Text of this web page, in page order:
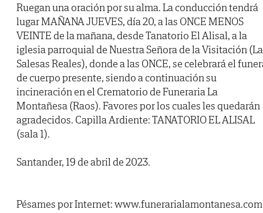
Ruegan una oración por su alma. La conducción tendrá
lugar MAÑANA JUEVES, día 20, a las ONCE MENOS
VEINTE de la mañana, desde Tanatorio El Alisal, a la
iglesia parroquial de Nuestra Señora de la Visitación
Salesas Reales), donde a las ONCE, se celebrará el
de cuerpo presente, siendo a continuación su
incineración en el Crematorio de Funeraria La
Montañesa (Raos). Favores por los cuales les quedarán
agradecidos. Capilla Ardiente: TANATORIO EL ALISAL
(sala 1).
Santander, 19 de abril de 2023.
Pésames por Internet: www.funerarialamontanesa.com